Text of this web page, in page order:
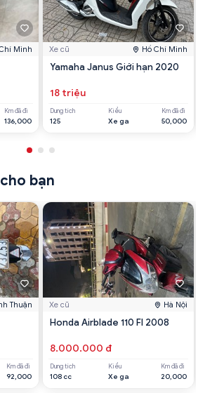
Minh
Km đã đi
136,000
Xe cũ Hồ Chí Minh
Yamaha Janus Giới hạn 2020
18 triệu
Dung tích
125
Kiểu
Xe ga
Km đã đi
50,000
bạn
Thuận
Km đã đi
92,000
Xe cũ Hà Nội
Honda Airblade 110 FI 2008
8.000.000 đ
Dung tích
108 cc
Kiểu
Xe ga
Km đã đi
20,000